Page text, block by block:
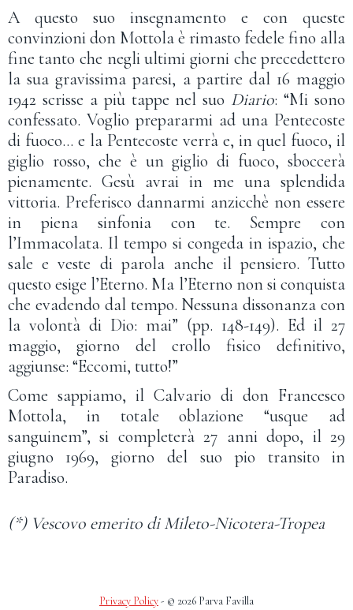
A questo suo insegnamento e con queste
convinzioni don Mottola è rimasto fedele fino alla
fine tanto che negli ultimi giorni che precedettero
la sua gravissima paresi, a partire dal 16 maggio
1942 scrisse a più tappe nel suo Diario: “Mi sono
confessato. Voglio prepararmi ad una Pentecoste
di fuoco… e la Pentecoste verrà e, in quel fuoco, il
giglio rosso, che è un giglio di fuoco, sboccerà
pienamente. Gesù avrai in me una splendida
vittoria. Preferisco dannarmi anzicchè non essere
in piena sinfonia con te. Sempre con
l’Immacolata. Il tempo si congeda in ispazio, che
sale e veste di parola anche il pensiero. Tutto
questo esige l’Eterno. Ma l’Eterno non si conquista
che evadendo dal tempo. Nessuna dissonanza con
la volontà di Dio: mai” (pp. 148-149). Ed il 27
maggio, giorno del crollo fisico definitivo,
aggiunse: “Eccomi, tutto!”
Come sappiamo, il Calvario di don Francesco
Mottola, in totale oblazione “usque ad
sanguinem”, si completerà 27 anni dopo, il 29
giugno 1969, giorno del suo pio transito in
Paradiso.
(*) Vescovo emerito di Mileto-Nicotera-Tropea
Privacy Policy- © 2026 Parva Favilla